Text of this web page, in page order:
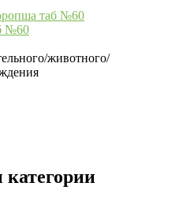
№60
животного/